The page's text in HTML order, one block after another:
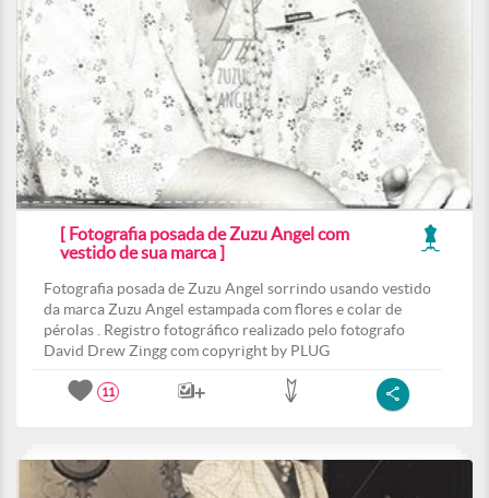
[ Fotografia posada de Zuzu Angel com
vestido de sua marca ]
Fotografia posada de Zuzu Angel sorrindo usando vestido
da marca Zuzu Angel estampada com flores e colar de
pérolas . Registro fotográfico realizado pelo fotografo
David Drew Zingg com copyright by PLUG
11